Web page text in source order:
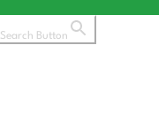
Search Button